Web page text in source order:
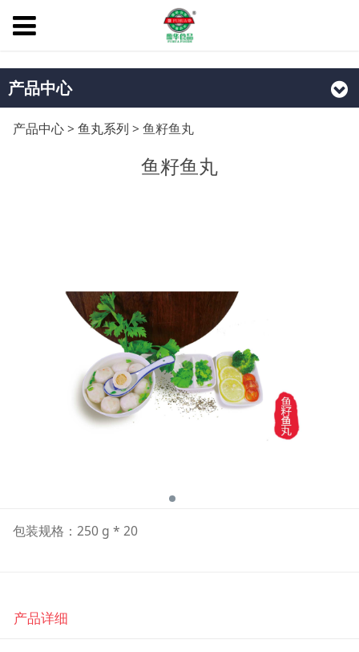
产品中心
鱼籽鱼丸
产品中心>鱼丸系列 >鱼籽鱼丸
鱼籽鱼丸
包装规格：250 g * 20
产品详细